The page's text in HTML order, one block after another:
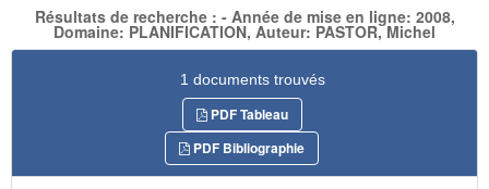
Résultats de recherche : - Année de mise en ligne: 2008,
Domaine: PLANIFICATION, Auteur: PASTOR, Michel
1 documents trouvés
PDF Tableau
PDF Bibliographie